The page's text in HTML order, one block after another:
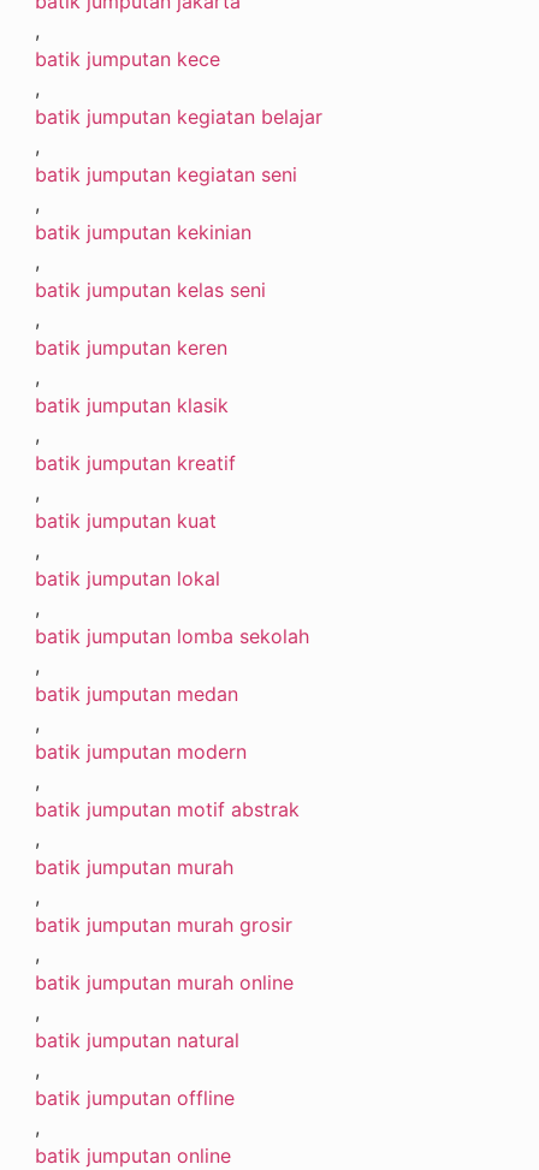
,
batik jumputan kece
,
batik jumputan kegiatan belajar
,
batik jumputan kegiatan seni
,
batik jumputan kekinian
,
batik jumputan kelas seni
,
batik jumputan keren
,
batik jumputan klasik
,
batik jumputan kreatif
,
batik jumputan kuat
,
batik jumputan lokal
,
batik jumputan lomba sekolah
,
batik jumputan medan
,
batik jumputan modern
,
batik jumputan motif abstrak
,
batik jumputan murah
,
batik jumputan murah grosir
,
batik jumputan murah online
,
batik jumputan natural
,
batik jumputan offline
,
batik jumputan online